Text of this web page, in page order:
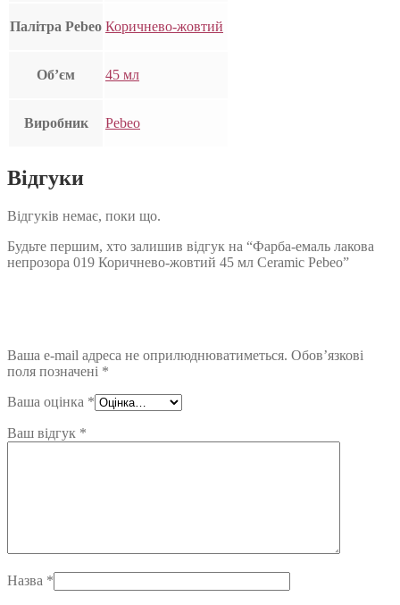
Палітра Pebeo Коричнево-жовтий
Об’єм 45 мл
Виробник Pebeo
Відгуки
Відгуків немає, поки що.
Будьте першим, хто залишив відгук на “Фарба-емаль лакова
непрозора 019 Коричнево-жовтий 45 мл Ceramic Pebeo”
Ваша e-mail адреса не оприлюднюватиметься. Обов’язкові
поля позначені *
Ваша оцінка *
Ваш відгук *
Назва *